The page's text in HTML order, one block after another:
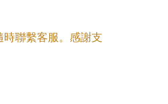
聯繫客服。感謝支